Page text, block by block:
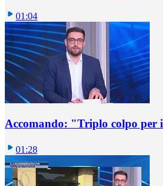
01:04
Accomando: "Triplo colpo per
01:28